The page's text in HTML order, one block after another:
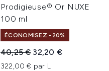
Prodigieuse® Or NUXE
100 ml
ÉCONOMISEZ -20%
Prix de vente :
40,25 € Prix ​​actuel :
32,20 €
322,00 € par L